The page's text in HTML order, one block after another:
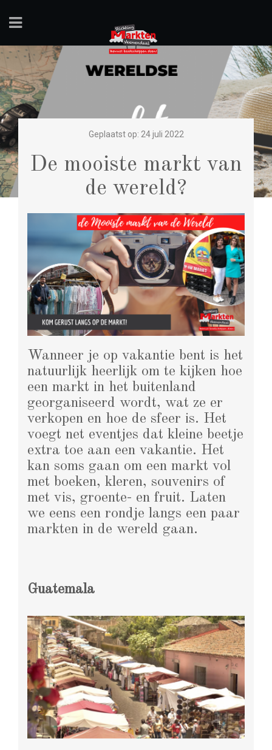
Geplaatst op: 24 juli 2022
De mooiste markt van
de wereld?
Wanneer je op vakantie bent is het
natuurlijk heerlijk om te kijken hoe
een markt in het buitenland
georganiseerd wordt, wat ze er
verkopen en hoe de sfeer is. Het
voegt net eventjes dat kleine beetje
extra toe aan een vakantie. Het
kan soms gaan om een markt vol
met boeken, kleren, souvenirs of
met vis, groente- en fruit. Laten
we eens een rondje langs een paar
markten in de wereld gaan.
Guatemala